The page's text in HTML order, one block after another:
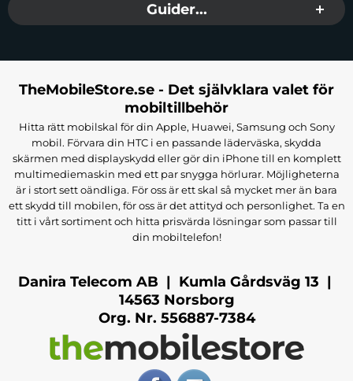
Guider...
TheMobileStore.se - Det självklara valet för
mobiltillbehör
Hitta rätt mobilskal för din Apple, Huawei, Samsung och Sony
mobil. Förvara din HTC i en passande läderväska, skydda
skärmen med displayskydd eller gör din iPhone till en komplett
multimediemaskin med ett par snygga hörlurar. Möjligheterna
är i stort sett oändliga. För oss är ett skal så mycket mer än bara
ett skydd till mobilen, för oss är det attityd och personlighet. Ta en
titt i vårt sortiment och hitta prisvärda lösningar som passar till
din mobiltelefon!
Danira Telecom AB | Kumla Gårdsväg 13 |
14563 Norsborg
Org. Nr. 556887-7384